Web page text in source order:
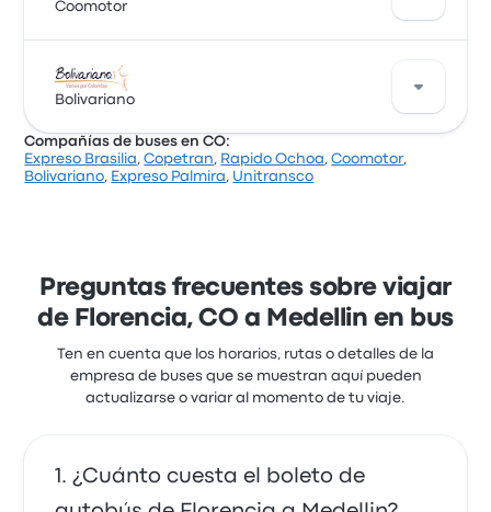
Coomotor
Coomotor ofrece 2 buses diarios de Florencia a
Medellin. Aunque el precio promedio de este viaje es
desde $ 88.519. El viaje entre las dos ciudades suele
durar alrededor de 18 horas 30 minutos.
Bolivariano
Una buena manera de viajar en esta ruta es con los
quieres ir por un precio justo.
Compañías de buses en CO:
Expreso Brasilia,Copetran, Rapido Ochoa,Coomotor,
Bolivariano, Expreso Palmira, Unitransco
Preguntas frecuentes sobre viajar
de Florencia, CO a Medellin en bus
Ten en cuenta que los horarios, rutas o detalles de la
empresa de buses que se muestran aquí pueden
actualizarse o variar al momento de tu viaje.
¿Cuánto cuesta el boleto de